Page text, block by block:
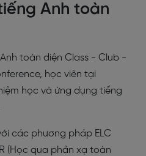
Anh toàn
toàn diện Class - Club -
học viên tại
học và ứng dụng tiếng
các phương pháp ELC
(Học qua phản xạ toàn